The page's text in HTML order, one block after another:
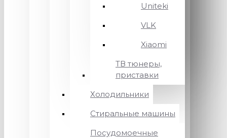
Uniteki
VLK
Xiaomi
ТВ тюнеры,
приставки
Холодильники
Стиральные машины
Посудомоечные